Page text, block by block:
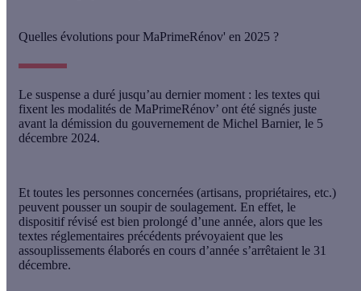
Quelles évolutions pour MaPrimeRénov' en 2025 ?
Le suspense a duré jusqu’au dernier moment : les textes qui
fixent les modalités de MaPrimeRénov’ ont été signés juste
avant la démission du gouvernement de Michel Barnier, le 5
décembre 2024.
Et toutes les personnes concernées (artisans, propriétaires, etc.)
peuvent pousser un soupir de soulagement. En effet, le
dispositif révisé est bien prolongé d’une année, alors que les
textes réglementaires précédents prévoyaient que les
assouplissements élaborés en cours d’année s’arrêtaient le 31
décembre.